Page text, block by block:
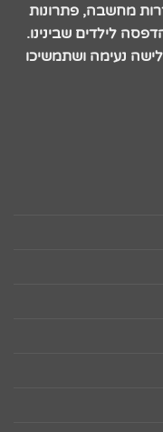
מחשבה, פתרונות
לילדים שבינינו.
נעימה ושתמשיכו